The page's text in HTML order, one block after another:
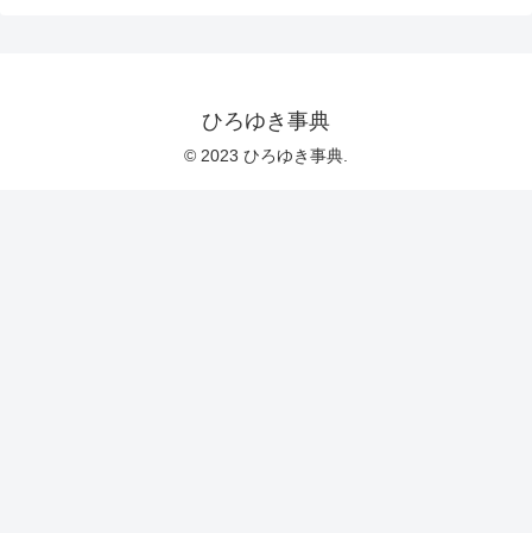
ひろゆき事典
© 2023 ひろゆき事典.